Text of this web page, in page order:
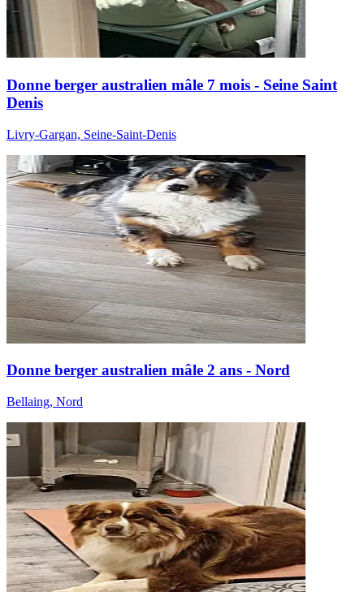
Donne berger australien mâle 7 mois - Seine Saint
Denis
Livry-Gargan, Seine-Saint-Denis
Donne berger australien mâle 2 ans - Nord
Bellaing, Nord